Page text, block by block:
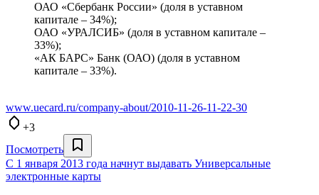
ОАО «Сбербанк России» (доля в уставном
капитале – 34%);
ОАО «УРАЛСИБ» (доля в уставном капитале –
33%);
«АК БАРС» Банк (ОАО) (доля в уставном
капитале – 33%).
www.uecard.ru/company-about/2010-11-26-11-22-30
+3
Посмотреть
С 1 января 2013 года начнут выдавать Универсальные
электронные карты